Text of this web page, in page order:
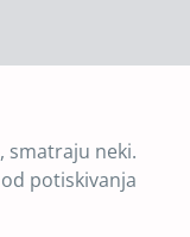
smatraju neki.
potiskivanja